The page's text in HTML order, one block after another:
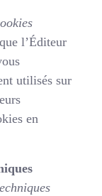
l’Éditeur
utilisés sur
en